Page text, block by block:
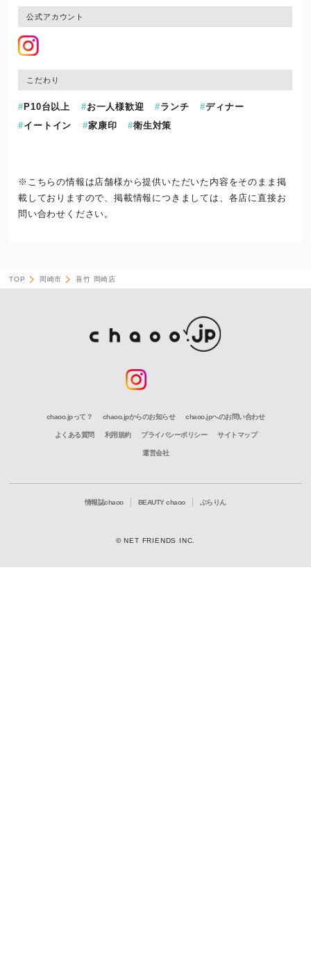
公式アカウント
こだわり
P10台以上 お一人様歓迎 ランチ
ディナー
イートイン
家康印 衛生対策
※こちらの情報は店舗様から提供いただいた内容をそのまま掲
載しておりますので、掲載情報につきましては、各店に直接お
問い合わせください。
TOP 岡崎市 喜竹 岡崎店
chaoo.jpって？ chaoo.jpからのお知らせ chaoo.jpへのお問い合わせ
よくある質問 利用規約 プライバシーポリシー サイトマップ
運営会社
情報誌chaoo BEAUTY chaoo ぶらりん
© NET FRIENDS INC.